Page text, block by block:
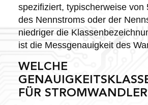
spezifiziert, typischerweise von
des Nennstroms oder der
niedriger die
ist die Messgenauigkeit des
WELCHE
FÜR